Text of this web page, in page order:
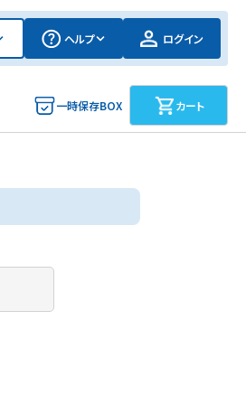
ヘルプ ログイン
一時保存BOX カート